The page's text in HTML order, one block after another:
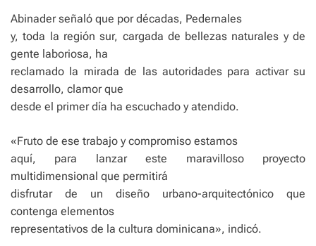
Abinader señaló que por décadas, Pedernales
y, toda la región sur, cargada de bellezas naturales y de
gente laboriosa, ha
reclamado la mirada de las autoridades para activar su
desarrollo, clamor que
desde el primer día ha escuchado y atendido.
«Fruto de ese trabajo y compromiso estamos
aquí, para lanzar este maravilloso proyecto
multidimensional que permitirá
disfrutar de un diseño urbano-arquitectónico que
contenga elementos
representativos de la cultura dominicana», indicó.